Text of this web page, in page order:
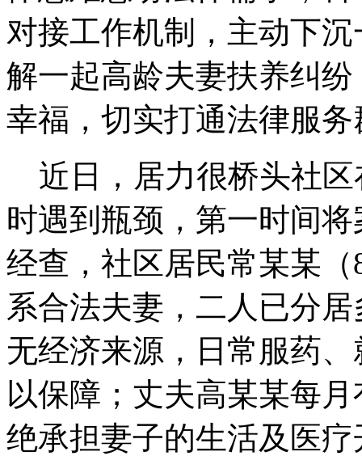
对接工作机制，主动下
解一起高龄夫妻扶养纠
幸福，切实打通法律服
近日，居力很桥头社区
时遇到瓶颈，第一时间
经查，社区居民常某某
系合法夫妻，二人已分
无经济来源，日常服药
以保障；丈夫高某某每
绝承担妻子的生活及医